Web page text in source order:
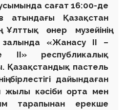
сағат 16:00-де
атындағы Қазақстан
Ұлттық өнер музейінің
«Жанасу II –
II» республикалық
Қазақстандық пастель
бірлестігі дайындаған
жылы кәсіби орта мен
тарапынан ерекше